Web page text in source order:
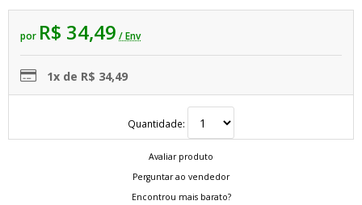
por R$ 34,49 / Env
1x de R$ 34,49
Quantidade:
Avaliar produto
Perguntar ao vendedor
Encontrou mais barato?